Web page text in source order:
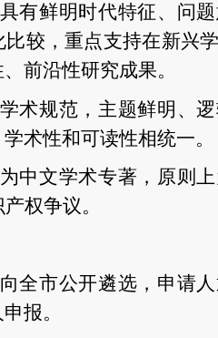
具有鲜明时代特征、问题
较，重点支持在新兴
前沿性研究成果。
术规范，主题鲜明、
术性和可读性相统一。
中文学术专著，原则
权争议。
全市公开遴选 ， 申请
报。